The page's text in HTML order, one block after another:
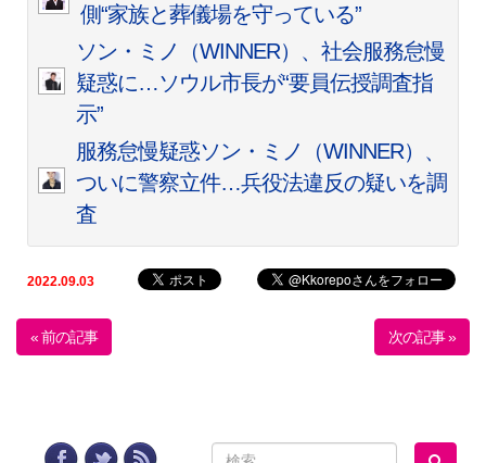
側“家族と葬儀場を守っている”
ソン・ミノ（WINNER）、社会服務怠慢
疑惑に…ソウル市長が“要員伝授調査指
示”
服務怠慢疑惑ソン・ミノ（WINNER）、
ついに警察立件…兵役法違反の疑いを調
査
2022.09.03
« 前の記事 次の記事 »